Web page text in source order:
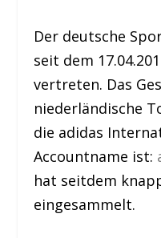
Der deutsche
seit dem
vertreten. Das
niederländische
die adidas
Accountname ist:
hat seitdem
eingesammelt.